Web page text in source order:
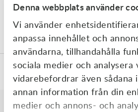
Denna webbplats använder
Vi använder
anpassa innehållet och
användarna, tillhandahålla
sociala medier och analysera
vidarebefordrar även sådana
annan information från din
medier och annons- och
Rinaldi slang till Motocross och
Tjocklek 1,5 - 2 mm.
Specifikationer